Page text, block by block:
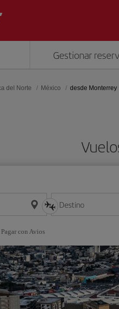
Gestionar
del Norte México desde Monterrey
Destino
Pagar con Avios